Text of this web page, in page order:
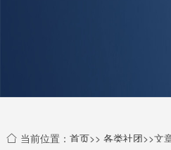
当前位置： 首页>> 各类社团>>文